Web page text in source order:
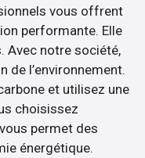
vous offrent
performante. Elle
Avec notre société,
de l’environnement.
et utilisez une
choisissez
permet des
énergétique.